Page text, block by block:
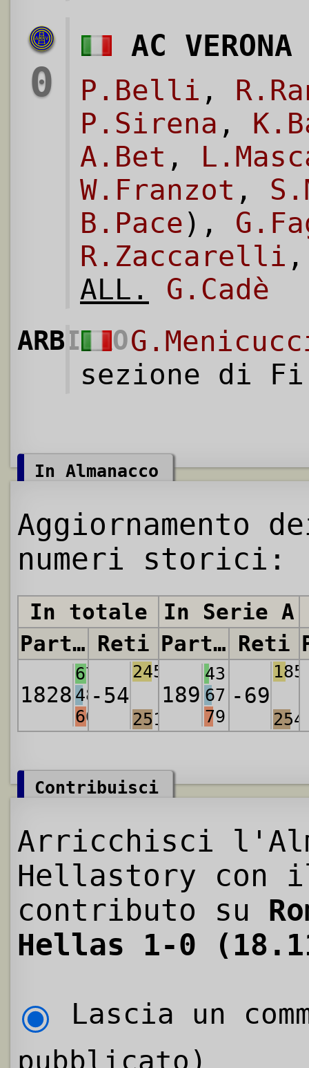
0
AC
P.Belli ,
P.Sirena ,
A.Bet ,
W.Franzot ,
B.Pace),
R.Zaccarelli
ALL.
G.Cadè
ARBITRO
sezione di
In Almanacco
Aggiornamento
numeri storici:
In totale
In Serie A
Partite Reti Partite Reti
1828
679
485
664
-54
2459
2513
189
43
67
79
-69
185
254
Contribuisci
Arricchisci
Hellastory con
contributo su
Hellas 1-0
Lascia un
pubblicato)